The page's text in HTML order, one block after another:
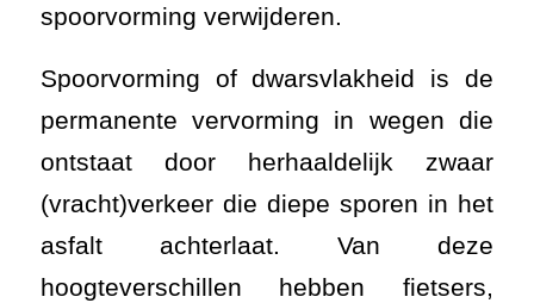
spoorvorming verwijderen.
Spoorvorming of dwarsvlakheid is de
permanente vervorming in wegen die
ontstaat door herhaaldelijk zwaar
(vracht)verkeer die diepe sporen in het
asfalt achterlaat. Van deze
hoogteverschillen hebben fietsers,